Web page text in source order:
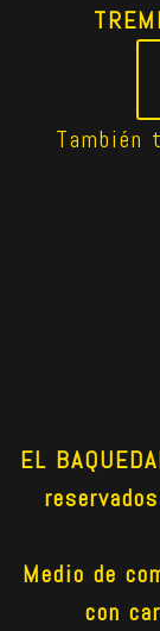
EL
Medio de
con